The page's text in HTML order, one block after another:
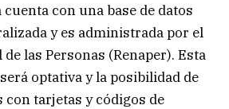
con una base de datos
y es administrada por el
las Personas (Renaper). Esta
optativa y la posibilidad de
con tarjetas y códigos de